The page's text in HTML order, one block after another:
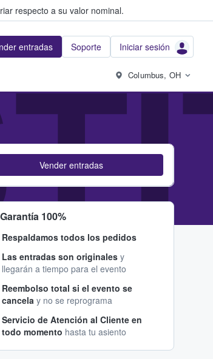
respecto a su valor nominal.
entradas Soporte Iniciar sesión
Columbus, OH
Vender entradas
Garantía 100%
Respaldamos todos los pedidos
Las entradas son originales y
llegarán a tiempo para el evento
Reembolso total si el evento se
cancela y no se reprograma
Servicio de Atención al Cliente en
todo momento hasta tu asiento